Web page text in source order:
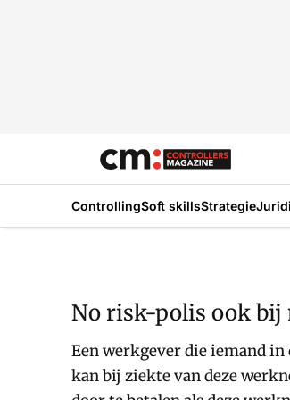
ControllingSoft skillsStrategie
No risk-polis ook bij
Een werkgever die iemand
kan bij ziekte van deze